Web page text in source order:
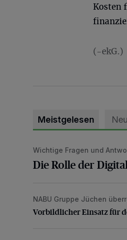
Kosten
(-ekG.)
Meistgelesen
Die Rolle der
Wichtige Fragen und
Die Rolle der
Vorbildlicher Einsatz für
NABU Gruppe Jüchen
Vorbildlicher Einsatz für